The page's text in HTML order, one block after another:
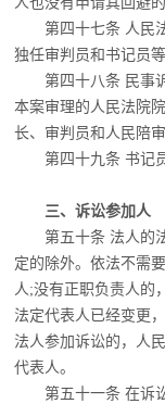
第四十七条 人民
独任审判员和书记员等
第四十八条 民事
本案审理的人民法院
长、审判员和人民陪审
第四十九条 书记
三、诉讼参加人
第五十条 法人的
定的除外。依法不需
人;没有正职负责人的
法定代表人已经变更
法人参加诉讼的，人
代表人。
第五十一条 在诉